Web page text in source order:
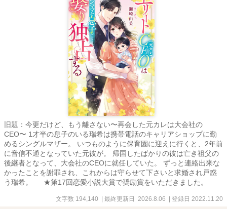
旧題：今更だけど、もう離さない〜再会した元カレは大会社の
CEO〜 1才半の息子のいる瑞希は携帯電話のキャリアショップに勤
めるシングルマザー。 いつものように保育園に迎えに行くと、2年前
に音信不通となっていた元彼が。 帰国したばかりの彼は亡き祖父の
後継者となって、大会社のCEOに就任していた。 ずっと連絡出来な
かったことを謝罪され、これからは守らせて下さいと求婚され戸惑
う瑞希。 ★第17回恋愛小説大賞で奨励賞をいただきました。
文字数 194,140 | 最終更新日 2026.8.06 | 登録日 2022.11.20